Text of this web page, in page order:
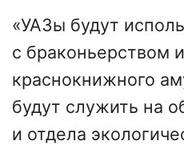
«УАЗы будут
с браконьерством
краснокнижного
будут служить на
и отдела